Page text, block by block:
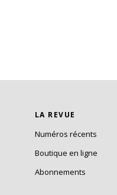
LA REVUE
Numéros récents
Boutique en ligne
Abonnements